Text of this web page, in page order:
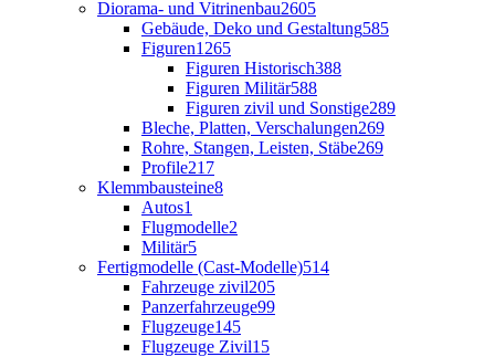
Diorama- und Vitrinenbau2605
Gebäude, Deko und Gestaltung585
Figuren1265
Figuren Historisch388
Figuren Militär588
Figuren zivil und Sonstige289
Bleche, Platten, Verschalungen269
Rohre, Stangen, Leisten, Stäbe269
Profile217
Klemmbausteine8
Autos1
Flugmodelle2
Militär5
Fertigmodelle (Cast-Modelle)514
Fahrzeuge zivil205
Panzerfahrzeuge99
Flugzeuge145
Flugzeuge Zivil15